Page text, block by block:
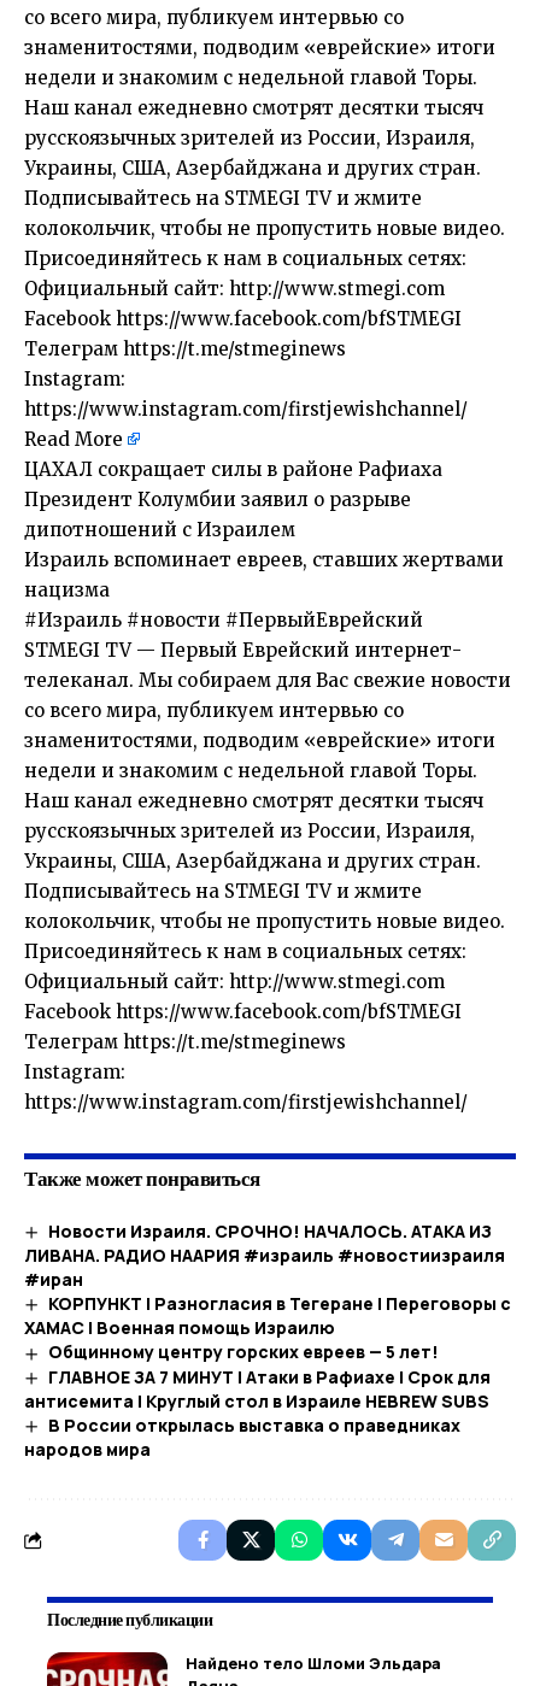
со всего мира, публикуем интервью со
знаменитостями, подводим «еврейские» итоги
недели и знакомим с недельной главой Торы.
Наш канал ежедневно смотрят десятки тысяч
русскоязычных зрителей из России, Израиля,
Украины, США, Азербайджана и других стран.
Подписывайтесь на STMEGI TV и жмите
колокольчик, чтобы не пропустить новые видео.
Присоединяйтесь к нам в социальных сетях:
Официальный сайт: http://www.stmegi.com
Facebook https://www.facebook.com/bfSTMEGI
Телеграм https://t.me/stmeginews
Instagram:
https://www.instagram.com/firstjewishchannel/
Read More
​ЦАХАЛ сокращает силы в районе Рафиаха
Президент Колумбии заявил о разрыве
дипотношений с Израилем
Израиль вспоминает евреев, ставших жертвами
нацизма
#Израиль #новости #ПервыйЕврейский
STMEGI TV — Первый Еврейский интернет-
телеканал. Мы собираем для Вас свежие новости
со всего мира, публикуем интервью со
знаменитостями, подводим «еврейские» итоги
недели и знакомим с недельной главой Торы.
Наш канал ежедневно смотрят десятки тысяч
русскоязычных зрителей из России, Израиля,
Украины, США, Азербайджана и других стран.
Подписывайтесь на STMEGI TV и жмите
колокольчик, чтобы не пропустить новые видео.
Присоединяйтесь к нам в социальных сетях:
Официальный сайт: http://www.stmegi.com
Facebook https://www.facebook.com/bfSTMEGI
Телеграм https://t.me/stmeginews
Instagram:
https://www.instagram.com/firstjewishchannel/
Также может понравиться
Новости Израиля. СРОЧНО! НАЧАЛОСЬ. АТАКА ИЗ
ЛИВАНА. РАДИО НААРИЯ #израиль #новостиизраиля
#иран
КОРПУНКТ | Разногласия в Тегеране | Переговоры с
ХАМАС | Военная помощь Израилю
Общинному центру горских евреев — 5 лет!
ГЛАВНОЕ ЗА 7 МИНУТ | Атаки в Рафиахе | Срок для
антисемита | Круглый стол в Израиле HEBREW SUBS
В России открылась выставка о праведниках
народов мира
Последние публикации
Найдено тело Шломи Эльдара